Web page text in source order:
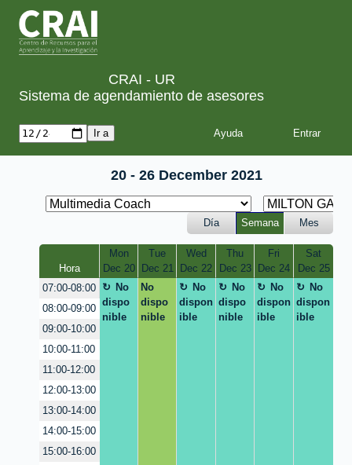
CRAI - UR
Sistema de agendamiento de asesores
Ayuda
20 - 26 December 2021
Día Semana Mes
Hora
Mon
Dec 20
Tue
Dec 21
Wed
Dec 22
Thu
Dec 23
Fri
Dec 24
Sat
Dec 25
07:00-08:00
No
dispo
nible
No
dispo
nible
No
dispon
ible
No
dispo
nible
No
dispon
ible
No
dispon
ible
08:00-09:00
09:00-10:00
10:00-11:00
11:00-12:00
12:00-13:00
13:00-14:00
14:00-15:00
15:00-16:00